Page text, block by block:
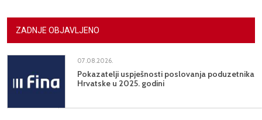
ZADNJE OBJAVLJENO
07.08.2026.
Pokazatelji uspješnosti poslovanja poduzetnika
Hrvatske u 2025. godini